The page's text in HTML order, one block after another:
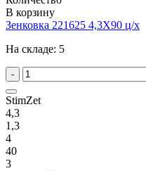
В корзину
Зенковка 221625 4,3X90 ц/х
На складе: 5
-
StimZet
4,3
1,3
4
40
3